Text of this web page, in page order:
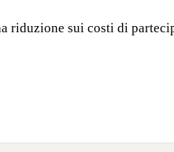
sui costi di